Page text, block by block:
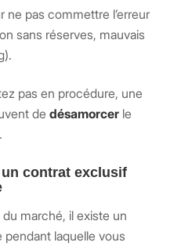
pas commettre l’erreur
sans réserves, mauvais
pas en procédure, une
de désamorcerle
contrat exclusif
marché, il existe un
laquelle vous